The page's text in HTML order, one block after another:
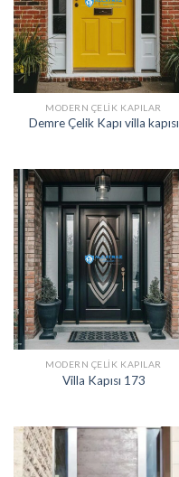
MODERN ÇELIK KAPILAR
Demre Çelik Kapı villa kapısı
MODERN ÇELIK KAPILAR
Villa Kapısı 173